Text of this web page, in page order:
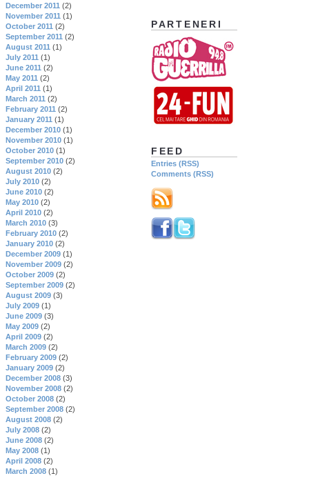
PARTENERI
FEED
Entries (RSS)
Comments (RSS)
December 2011 (2)
November 2011 (1)
October 2011 (2)
September 2011 (2)
August 2011 (1)
July 2011 (1)
June 2011 (2)
May 2011 (2)
April 2011 (1)
March 2011 (2)
February 2011 (2)
January 2011 (1)
December 2010 (1)
November 2010 (1)
October 2010 (1)
September 2010 (2)
August 2010 (2)
July 2010 (2)
June 2010 (2)
May 2010 (2)
April 2010 (2)
March 2010 (3)
February 2010 (2)
January 2010 (2)
December 2009 (1)
November 2009 (2)
October 2009 (2)
September 2009 (2)
August 2009 (3)
July 2009 (1)
June 2009 (3)
May 2009 (2)
April 2009 (2)
March 2009 (2)
February 2009 (2)
January 2009 (2)
December 2008 (3)
November 2008 (2)
October 2008 (2)
September 2008 (2)
August 2008 (2)
July 2008 (2)
June 2008 (2)
May 2008 (1)
April 2008 (2)
March 2008 (1)